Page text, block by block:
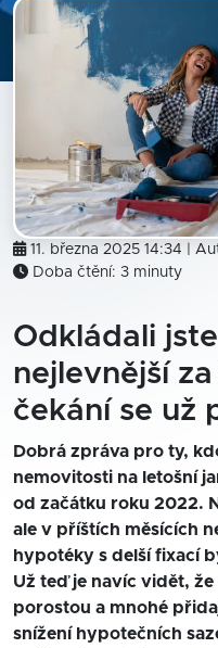
11. března 2025 14:34 |
Doba čtění: 3 minuty
Odkládali
nejlevnější
čekání se už
Dobrá zpráva pro ty,
nemovitosti na letošní
od začátku roku 2022.
ale v příštích měsících
hypotéky s delší fixací
Už teď je navíc vidět,
porostou a mnohé
snížení hypotečních